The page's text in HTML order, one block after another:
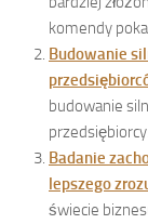
komendy
Budowanie
budowanie
Badanie
lepszego
świecie